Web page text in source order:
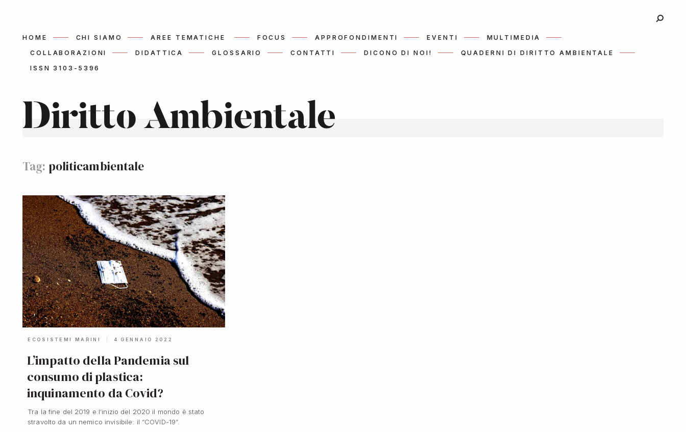
HOME CHI SIAMO AREE TEMATICHE FOCUS APPROFONDIMENTI EVENTI
MULTIMEDIA
COLLABORAZIONI
DIDATTICA GLOSSARIO CONTATTI DICONO DI NOI!
QUADERNI DI DIRITTO AMBIENTALE
ISSN 3103-5396
Diritto Ambientale
Tag: politicambientale
ECOSISTEMI MARINI 4 GENNAIO 2022
L’impatto della Pandemia sul
consumo di plastica:
inquinamento da Covid?
Tra la fine del 2019 e l’inizio del 2020 il mondo è stato
stravolto da un nemico invisibile: il “COVID-19”.